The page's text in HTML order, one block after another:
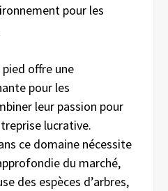
pour les
pied offre une
pour les
leur passion pour
lucrative.
ce domaine nécessite
du marché,
des espèces d’arbres,